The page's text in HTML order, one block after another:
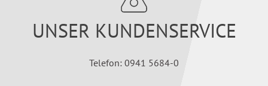
UNSER KUNDENSERVICE
Telefon: 0941 5684-0